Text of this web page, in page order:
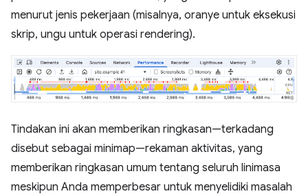
menurut jenis pekerjaan (misalnya, oranye untuk eksekusi
skrip, ungu untuk operasi rendering).
Tindakan ini akan memberikan ringkasan—terkadang
disebut sebagai minimap—rekaman aktivitas, yang
memberikan ringkasan umum tentang seluruh linimasa
meskipun Anda memperbesar untuk menyelidiki masalah